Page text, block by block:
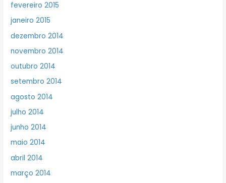
fevereiro 2015
janeiro 2015
dezembro 2014
novembro 2014
outubro 2014
setembro 2014
agosto 2014
julho 2014
junho 2014
maio 2014
abril 2014
março 2014